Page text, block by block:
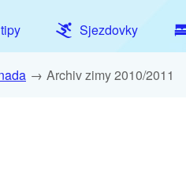
Sjezdovky
Archiv zimy 2010/2011